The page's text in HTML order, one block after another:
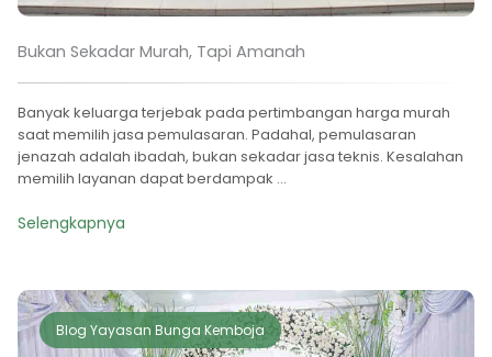
Bukan Sekadar Murah, Tapi Amanah
Banyak keluarga terjebak pada pertimbangan harga murah
saat memilih jasa pemulasaran. Padahal, pemulasaran
jenazah adalah ibadah, bukan sekadar jasa teknis. Kesalahan
memilih layanan dapat berdampak ...
Selengkapnya
Blog Yayasan Bunga Kemboja